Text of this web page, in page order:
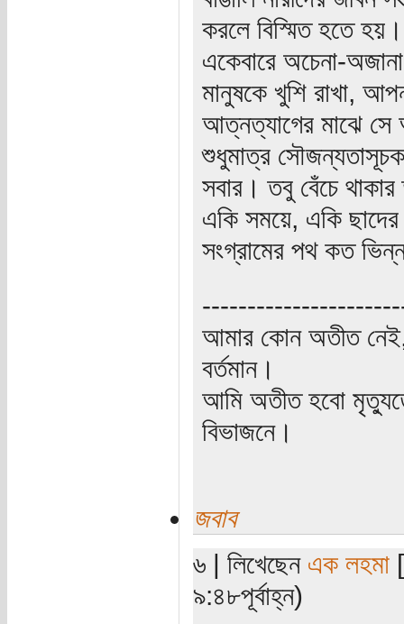
করলে বিস্মিত হতে হয়।
একেবারে অচেনা-
মানুষকে খুশি রাখা,
আত্নত্যাগের মাঝে সে
শুধুমাত্র সৌজন্যতাসূচক
সবার। তবু বেঁচে
একি সময়ে, একি ছাদের
সংগ্রামের পথ কত
আমার কোন অতীত
বর্তমান।
আমি অতীত হবো
বিভাজনে।
জবাব
৬ | লিখেছেন এক লহমা
৯:৪৮পূর্বাহ্ন)